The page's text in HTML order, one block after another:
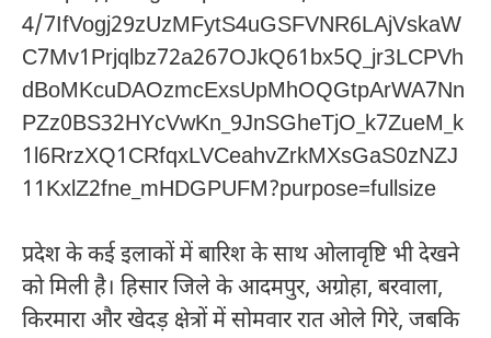
प्रदेश के कई इलाकों में बारिश के साथ ओलावृष्टि भी देखने
को मिली है। हिसार जिले के आदमपुर, अग्रोहा, बरवाला,
किरमारा और खेदड़ क्षेत्रों में सोमवार रात ओले गिरे, जबकि